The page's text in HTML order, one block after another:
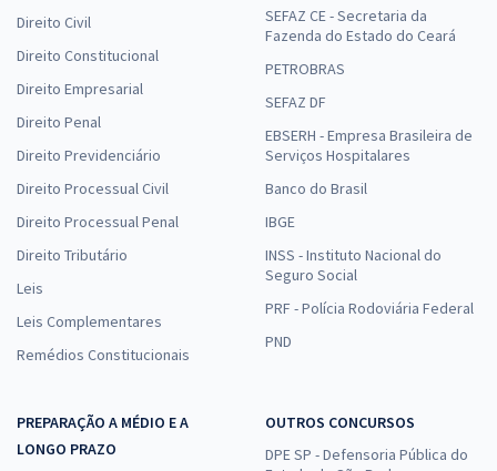
Direito Civil
Direito Constitucional
Direito Empresarial
Direito Penal
Direito Previdenciário
Direito Processual Civil
Direito Processual Penal
Direito Tributário
Leis
Leis Complementares
Remédios Constitucionais
SEFAZ CE - Secretaria da
Fazenda do Estado do Ceará
PETROBRAS
SEFAZ DF
EBSERH - Empresa Brasileira de
Serviços Hospitalares
Banco do Brasil
IBGE
INSS - Instituto Nacional do
Seguro Social
PRF - Polícia Rodoviária Federal
PND
PREPARAÇÃO A MÉDIO E A
LONGO PRAZO
OUTROS CONCURSOS
DPE SP - Defensoria Pública do